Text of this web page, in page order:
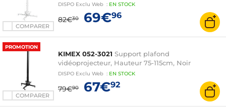
COMPARER
DISPO Exclu Web : EN STOCK
82€30 69€96
PROMOTION
COMPARER
KIMEX 052-3021 Support plafond
vidéoprojecteur, Hauteur 75-115cm, Noir
DISPO Exclu Web : EN STOCK
79€90 67€92